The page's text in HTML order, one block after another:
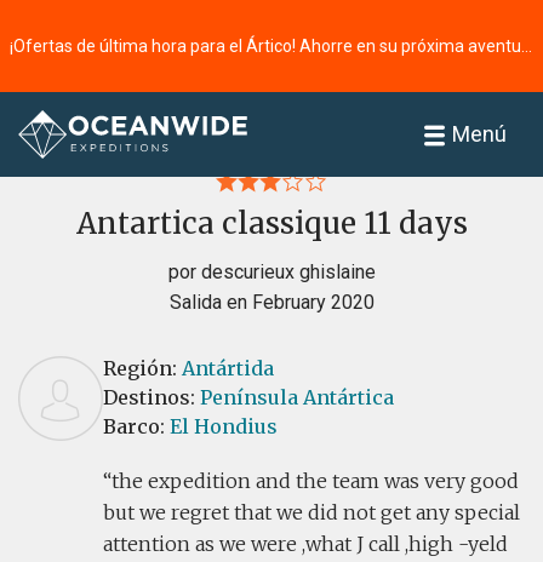
Menú
Página principal
Antartica classique 11 days
por descurieux ghislaine
Salida en February 2020
Región: Antártida
Destinos: Península Antártica
Barco: El Hondius
the expedition and the team was very good
but we regret that we did not get any special
attention as we were ,what J call ,high -yeld